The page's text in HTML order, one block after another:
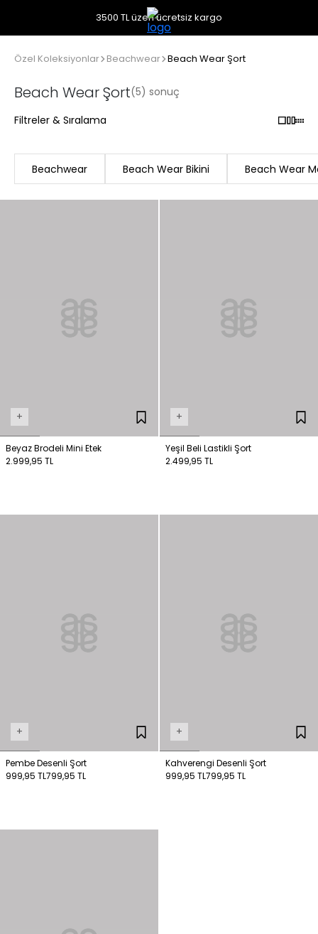
3500 TL üzeri ücretsiz kargo
Özel Koleksiyonlar Beachwear Beach Wear Şort
Beach Wear Şort(5) sonuç
Filtreler & Sıralama
Beachwear Beach Wear Bikini Beach Wear
+
Beyaz Brodeli Mini Etek
2.999,95 TL
+
Yeşil Beli Lastikli Şort
2.499,95 TL
+
Pembe Desenli Şort
999,95 TL799,95 TL
+
Kahverengi Desenli Şort
999,95 TL799,95 TL